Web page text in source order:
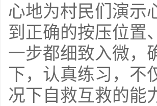
心地为村民们演示
到正确的按压位置
一步都细致入微，
下，认真练习，不
况下自救互救的能